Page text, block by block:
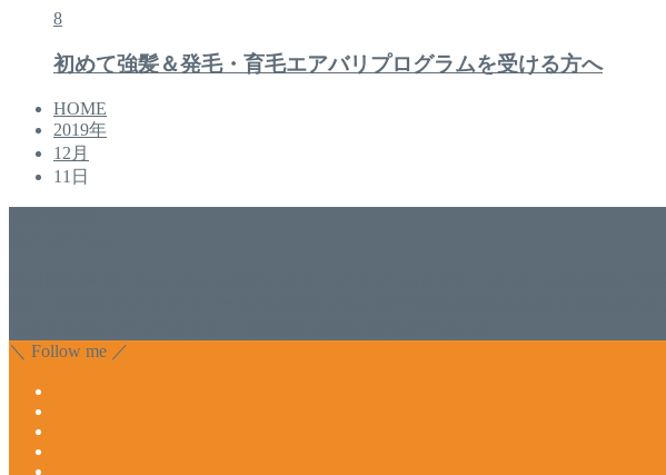
8
初めて強髪＆発毛・育毛エアバリプログラムを受ける方へ
HOME
2019年
12月
11日
＼ Follow me ／